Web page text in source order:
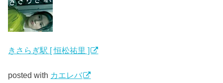
きさらぎ駅 [ 恒松祐里 ]
posted with カエレバ